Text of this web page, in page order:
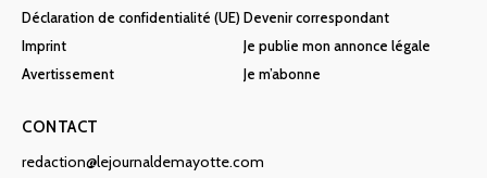
Déclaration de confidentialité (UE)
Imprint
Avertissement
Devenir correspondant
Je publie mon annonce légale
Je m’abonne
CONTACT
redaction@lejournaldemayotte.com